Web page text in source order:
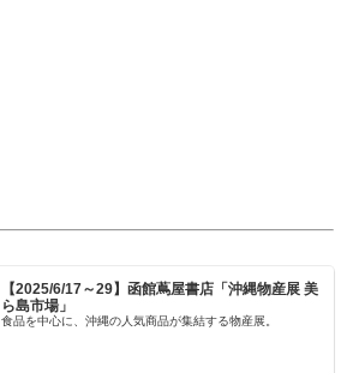
【2025/6/17～29】函館蔦屋書店「沖縄物産展 美
ら島市場」
食品を中心に、沖縄の人気商品が集結する物産展。